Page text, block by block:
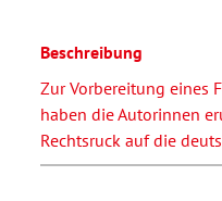
Beschreibung
Zur Vorbereitung eines
haben die Autorinnen
Rechtsruck auf die